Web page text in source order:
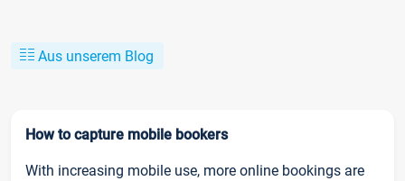
Aus unserem Blog
How to capture mobile bookers
With increasing mobile use, more online bookings are